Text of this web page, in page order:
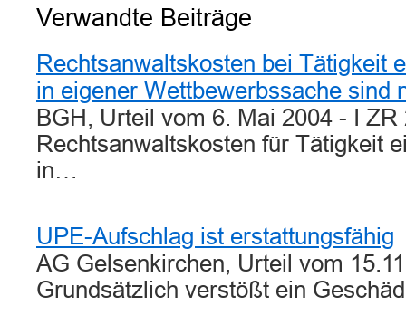
Verwandte Beiträge
Rechtsanwaltskosten bei Tätigkeit
in eigener Wettbewerbssache sind
BGH, Urteil vom 6. Mai 2004 - I ZR
Rechtsanwaltskosten für Tätigkeit
in…
UPE-Aufschlag ist erstattungsfähig
AG Gelsenkirchen, Urteil vom
Grundsätzlich verstößt ein